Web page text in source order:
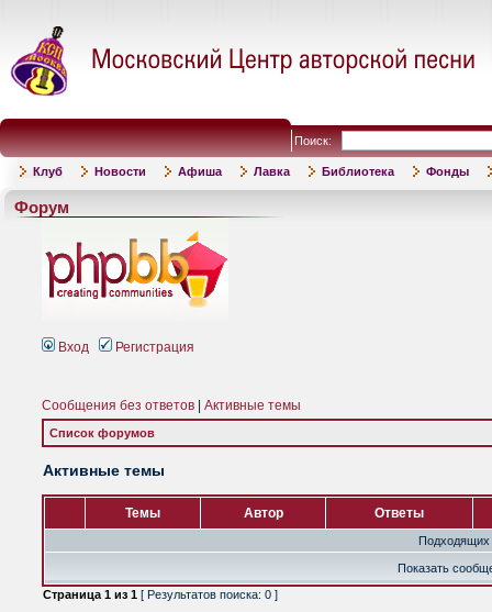
Поиск:
Клуб Новости Афиша Лавка Библиотека Фонды
Форум
Вход Регистрация
Сообщения без ответов Активные темы
Список форумов
Активные темы
Темы Автор Ответы
Подходящих
Показать
Страница 1 из 1 [ Результатов поиска: 0 ]